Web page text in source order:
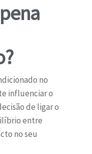
no
influenciar o
de ligar o
entre
no seu